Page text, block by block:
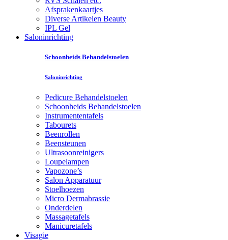
Afsprakenkaartjes
Diverse Artikelen Beauty
IPL Gel
Saloninrichting
Schoonheids Behandelstoelen
Saloninrichting
Pedicure Behandelstoelen
Schoonheids Behandelstoelen
Instrumententafels
Tabourets
Beenrollen
Beensteunen
Ultrasoonreinigers
Loupelampen
Vapozone’s
Salon Apparatuur
Stoelhoezen
Micro Dermabrassie
Onderdelen
Massagetafels
Manicuretafels
Visagie